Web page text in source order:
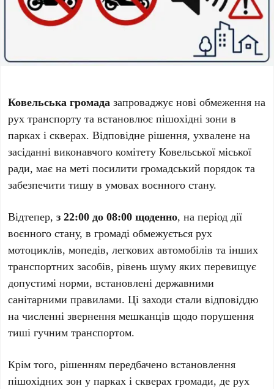
Ковельська громада запроваджує нові обмеження на
рух транспорту та встановлює пішохідні зони в
парках і скверах. Відповідне рішення, ухвалене на
засіданні виконавчого комітету Ковельської міської
ради, має на меті посилити громадський порядок та
забезпечити тишу в умовах воєнного стану.
Відтепер,з 22:00 до 08:00 щоденно, на період дії
воєнного стану, в громаді обмежується рух
мотоциклів, мопедів, легкових автомобілів та інших
транспортних засобів, рівень шуму яких перевищує
допустимі норми, встановлені державними
санітарними правилами. Ці заходи стали відповіддю
на численні звернення мешканців щодо порушення
тиші гучним транспортом.
Крім того, рішенням передбачено встановлення
пішохідних зон у парках і скверах громади, де рух